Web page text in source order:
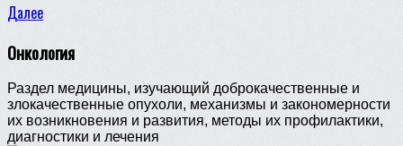
Далее
Онкология
Раздел медицины, изучающий доброкачественные и
злокачественные опухоли, механизмы и закономерности
их возникновения и развития, методы их профилактики,
диагностики и лечения